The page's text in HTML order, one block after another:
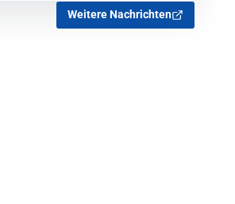
Weitere Nachrichten